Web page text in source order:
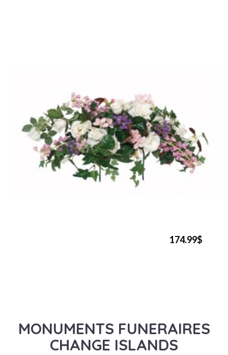
174.99$
MONUMENTS FUNERAIRES
CHANGE ISLANDS